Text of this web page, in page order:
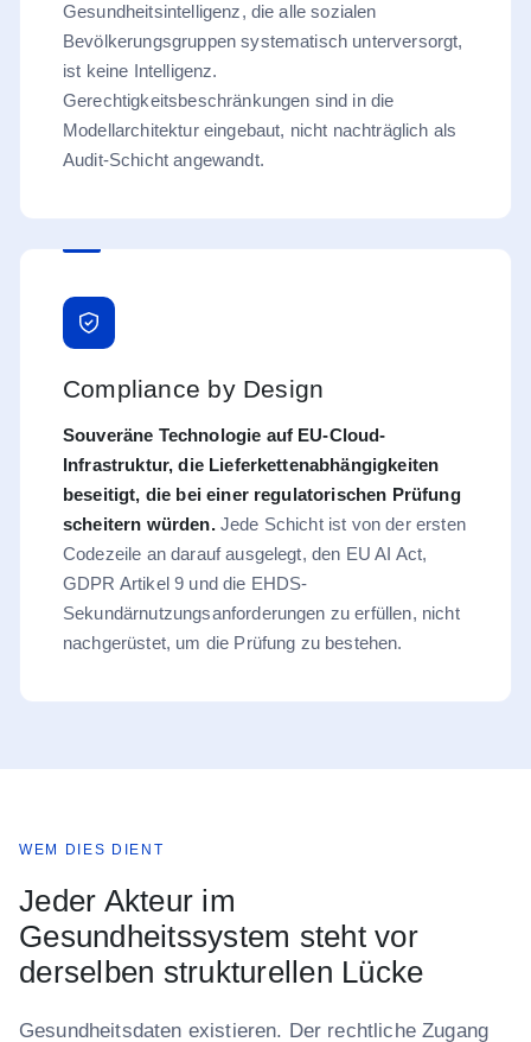
Gesundheitsintelligenz, die alle sozialen
Bevölkerungsgruppen systematisch unterversorgt,
ist keine Intelligenz.
Gerechtigkeitsbeschränkungen sind in die
Modellarchitektur eingebaut, nicht nachträglich als
Audit-Schicht angewandt.
Compliance by Design
Souveräne Technologie auf EU-Cloud-
Infrastruktur, die Lieferkettenabhängigkeiten
beseitigt, die bei einer regulatorischen Prüfung
scheitern würden.Jede Schicht ist von der ersten
Codezeile an darauf ausgelegt, den EU AI Act,
GDPR Artikel 9 und die EHDS-
Sekundärnutzungsanforderungen zu erfüllen, nicht
nachgerüstet, um die Prüfung zu bestehen.
WEM DIES DIENT
Jeder Akteur im
Gesundheitssystem steht vor
derselben strukturellen Lücke
Gesundheitsdaten existieren. Der rechtliche Zugang